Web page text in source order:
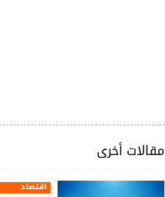
محمد
مقالات أخرى
اقتصاد